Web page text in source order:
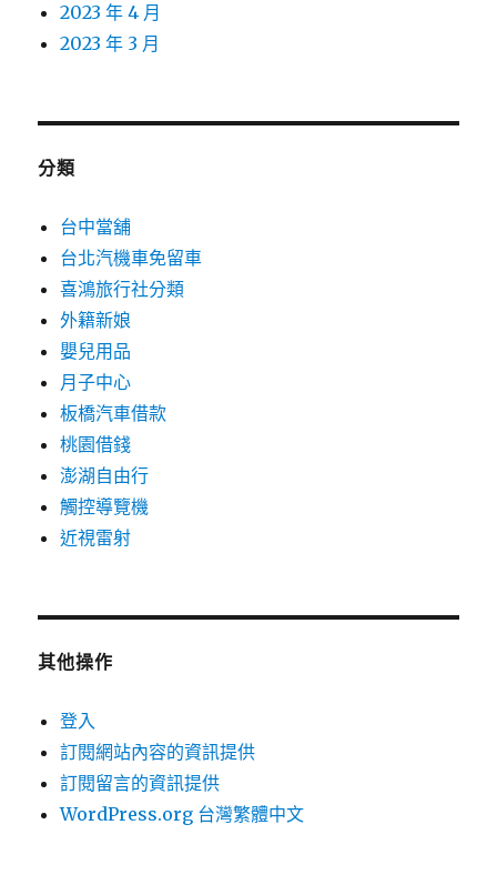
2023 年 4 月
2023 年 3 月
分類
台中當舖
台北汽機車免留車
喜鴻旅行社分類
外籍新娘
嬰兒用品
月子中心
板橋汽車借款
桃園借錢
澎湖自由行
觸控導覽機
近視雷射
其他操作
登入
訂閱網站內容的資訊提供
訂閱留言的資訊提供
WordPress.org 台灣繁體中文